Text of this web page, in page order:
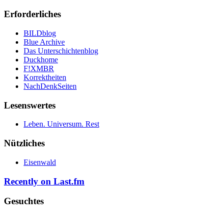
Erforderliches
BILDblog
Blue Archive
Das Unterschichtenblog
Duckhome
F!XMBR
Korrektheiten
NachDenkSeiten
Lesenswertes
Leben. Universum. Rest
Nützliches
Eisenwald
Recently on Last.fm
Gesuchtes